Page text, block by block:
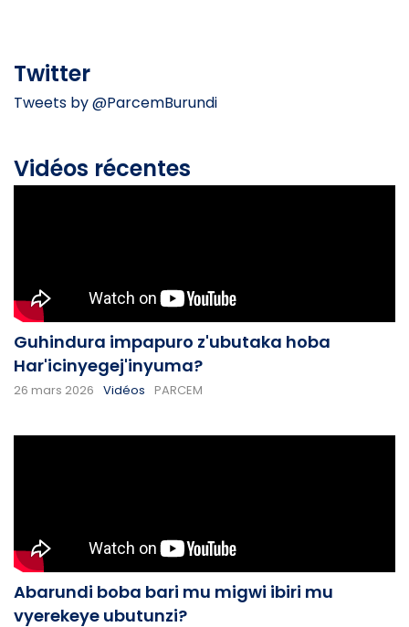
Twitter
Tweets by @ParcemBurundi
Vidéos récentes
Guhindura impapuro z'ubutaka hoba
Har'icinyegej'inyuma?
26 mars 2026 Vidéos PARCEM
Abarundi boba bari mu migwi ibiri mu
vyerekeye ubutunzi?